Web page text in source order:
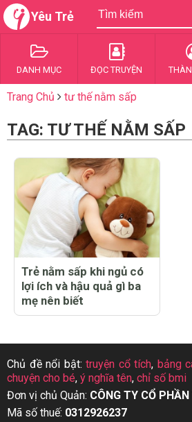
Yêu Trẻ
DANH MỤC ĐỌC TRUYỆN
Trang Chủ tư thế nằm sấp
TAG: TƯ THẾ NẰM SẤP
Trẻ nằm sấp khi ngủ có
lợi ích và hậu quả gì ba
mẹ nên biết
Chủ đề nổi bật:truyện cổ tích, bảng
chuyện cho bé, ý nghĩa tên, chỉ số bmi
Đơn vị chủ Quản: CÔNG TY CỔ PHẦN
Mã số thuế: 0312926237